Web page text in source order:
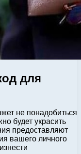
для
не понадобиться
будет украсить
предоставляют
вашего личного